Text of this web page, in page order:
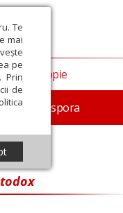
Te
mai
pe
Prin
de
Diaspora
Filantropie